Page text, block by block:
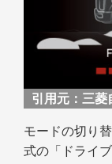
引用元： 三菱
モードの切り
式の「ドライ